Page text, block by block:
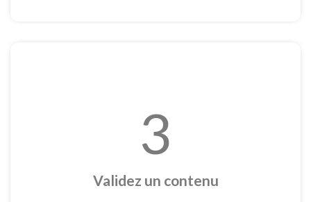
3
Validez un contenu